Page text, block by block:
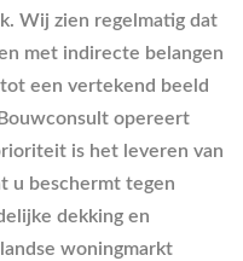
Wij zien regelmatig dat
met indirecte belangen
een vertekend beeld
opereert
is het leveren van
u beschermt tegen
dekking en
woningmarkt